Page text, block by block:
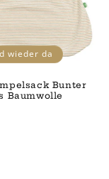
wieder da
Bunter
Baumwolle